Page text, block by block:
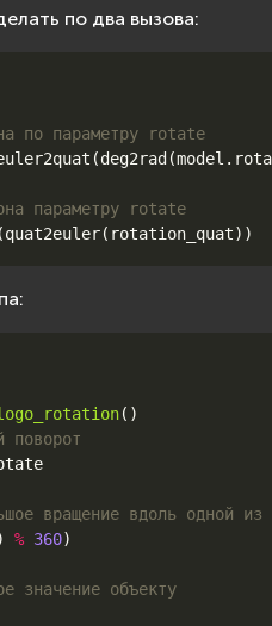
по два вызова:
по параметру rotate
(deg2rad (model .
параметру rotate
(quat2euler( rotation_quat))
()
поворот
вращение вдоль одной из
% 360)
значение объекту